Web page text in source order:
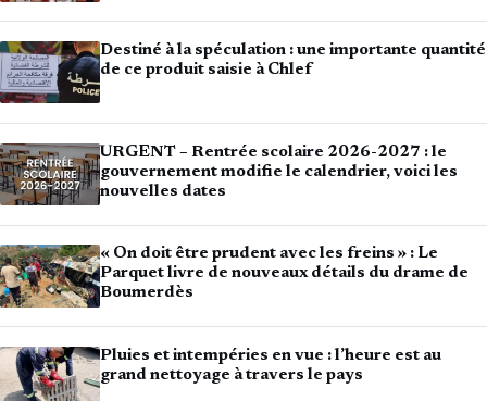
Destiné à la spéculation : une importante quantité
de ce produit saisie à Chlef
URGENT – Rentrée scolaire 2026-2027 : le
gouvernement modifie le calendrier, voici les
nouvelles dates
« On doit être prudent avec les freins » : Le
Parquet livre de nouveaux détails du drame de
Boumerdès
Pluies et intempéries en vue : l’heure est au
grand nettoyage à travers le pays